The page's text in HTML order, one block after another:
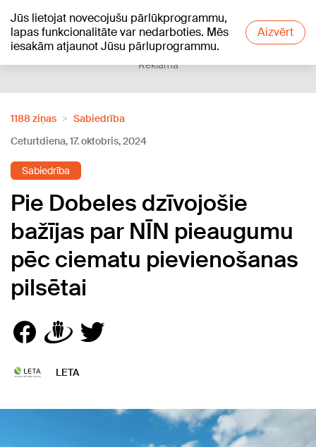
Jūs lietojat novecojušu pārlūkprogrammu,
lapas funkcionalitāte var nedarboties. Mēs
iesakām atjaunot Jūsu pārluprogrammu.
Aizvērt
+18°C
Reklāma
1188 ziņas
Sabiedrība
Ceturtdiena, 17. oktobris, 2024
Sabiedrība
Pie Dobeles dzīvojošie
bažījas par NĪN pieaugumu
pēc ciematu pievienošanas
pilsētai
LETA